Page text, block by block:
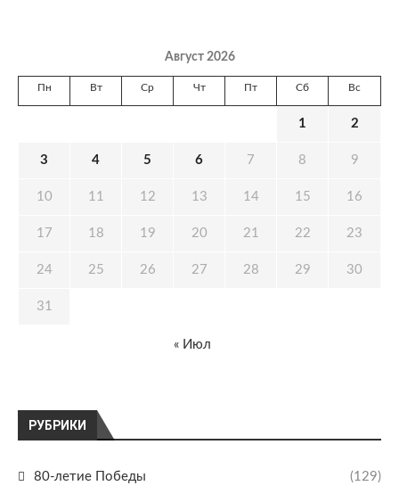
РУБРИКИ
80-летие Победы (129)
Август 2026
Пн Вт Ср Чт Пт Сб Вс
1 2
3 4 5 6 7 8 9
10 11 12 13 14 15 16
17 18 19 20 21 22 23
24 25 26 27 28 29 30
31
« Июл